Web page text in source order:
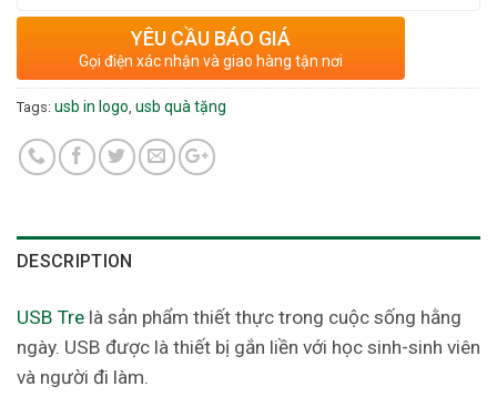
YÊU CẦU BÁO GIÁ
Gọi điện xác nhận và giao hàng tận nơi
Tags: usb in logo, usb quà tặng
DESCRIPTION
USB Tre là sản phẩm thiết thực trong cuộc sống hằng
ngày. USB được là thiết bị gắn liền với học sinh-sinh viên
và người đi làm.